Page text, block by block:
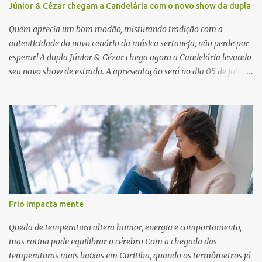
Júnior & Cézar chegam a Candelária com o novo show da dupla
Quem aprecia um bom modão, misturando tradição com a
autenticidade do novo cenário da música sertaneja, não perde por
esperar! A dupla Júnior & Cézar chega agora a Candelária levando
seu novo show de estrada. A apresentação será no dia 05 de julho
barriga diferente. O projeto ‘Simplesmente’ ainda nem foi lançado
por completo e já ver o público cantando com a gente, show após
show, é algo surreal. Muita gente que nos acompanha, desde os
tempos de ‘Clone’ e ‘Golzinho Quadrado’ e, poder seguir juntos
agora, nessa caminhada com ‘Fraquinho de Aparência’, é
gratificante”, comentam os cantores. Além de rodar várias regiões
do Brasil com a agenda de shows, Júnior & Cézar estão lançando
"Simplesmente". O projeto nasceu em 2024, contendo 14 faixas
inéditas, com direção criativa de Fernando Trevisan (Catatau) e
direção musical de Eduardo Pepato....
Frio impacta mente
Queda de temperatura altera humor, energia e comportamento,
mas rotina pode equilibrar o cérebro Com a chegada das
temperaturas mais baixas em Curitiba, quando os termômetros já